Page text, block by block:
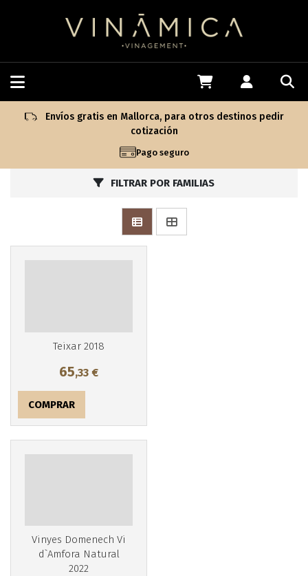
Envíos gratis en Mallorca, para otros destinos pedir
cotización
Pago seguro
FILTRAR POR FAMILIAS
Teixar 2018
65,33 €
COMPRAR
Vinyes Domenech Vi
d`Amfora Natural
2022